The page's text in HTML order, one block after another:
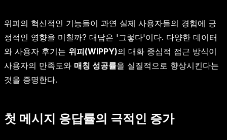
위피의 혁신적인 기능들이 과연 실제 사용자들의 경험에 긍
정적인 영향을 미칠까? 대답은 '그렇다'이다. 다양한 데이터
와 사용자 후기는 위피(WIPPY)의 대화 중심적 접근 방식이
사용자의 만족도와 매칭 성공률을 실질적으로 향상시킨다는
것을 증명한다.
첫 메시지 응답률의 극적인 증가